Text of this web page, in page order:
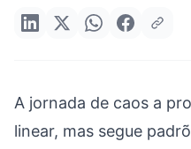
A jornada de caos a
linear, mas segue